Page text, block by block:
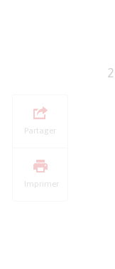
Partager
Imprimer